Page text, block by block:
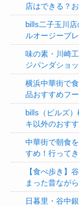
店はできる？
bills二子玉川
ルオージーブ
味の素・川崎
ジパンダショ
横浜中華街で
品おすすめフ
bills（ビルズ
キ以外のおす
中華街で朝食
すめ！行って
【食べ歩き】
まった昔なが
日暮里・谷中